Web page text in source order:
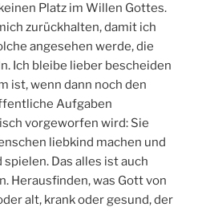
Platz im Willen Gottes.
zurückhalten, damit ich
angesehen werde, die
Ich bleibe lieber bescheiden
ist, wenn dann noch den
Aufgaben
vorgeworfen wird: Sie
liebkind machen und
Das alles ist auch
Herausfinden, was Gott von
alt, krank oder gesund, der